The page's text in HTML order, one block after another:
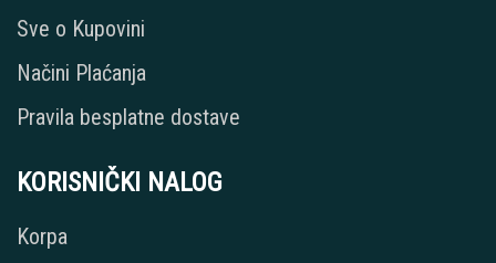
Sve o Kupovini
Načini Plaćanja
Pravila besplatne dostave
KORISNIČKI NALOG
Korpa